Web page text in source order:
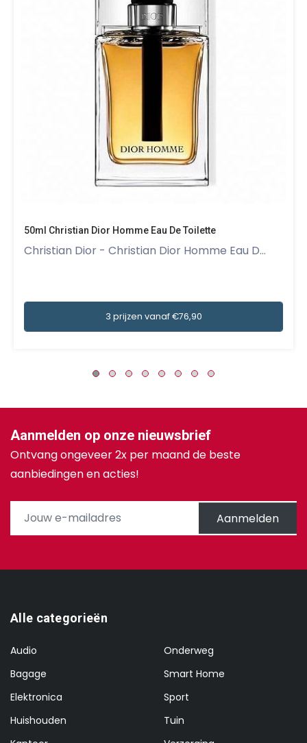
50ml Christian Dior Homme Eau De Toilette
Christian Dior - Christian Dior Homme Eau D...
3 prijzen vanaf €76,90
Aanmelden op onze nieuwsbrief
Ontvang ongeveer 2x per maand de beste
aanbiedingen en acties!
Aanmelden
Alle categorieën
Audio
Bagage
Elektronica
Huishouden
Onderweg
Smart Home
Sport
Tuin